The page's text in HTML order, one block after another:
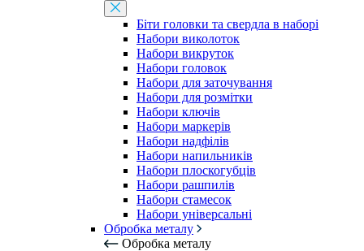
Біти головки та свердла в наборі
Набори виколоток
Набори викруток
Набори головок
Набори для заточування
Набори для розмітки
Набори ключів
Набори маркерів
Набори надфілів
Набори напильників
Набори плоскогубців
Набори рашпилів
Набори стамесок
Набори універсальні
Обробка металу
Обробка металу